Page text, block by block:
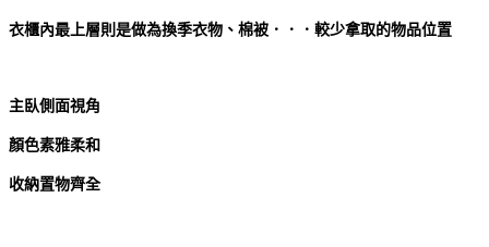
衣櫃內最上層則是做為換季衣物、棉被．．．較少拿取的物品位置
主臥側面視角
顏色素雅柔和
收納置物齊全